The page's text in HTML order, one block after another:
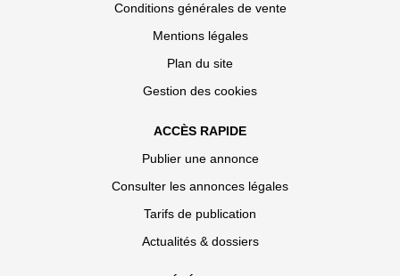
Conditions générales de vente
Mentions légales
Plan du site
Gestion des cookies
ACCÈS RAPIDE
Publier une annonce
Consulter les annonces légales
Tarifs de publication
Actualités & dossiers